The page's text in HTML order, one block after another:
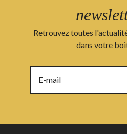
Retrouvez toutes
dans votre